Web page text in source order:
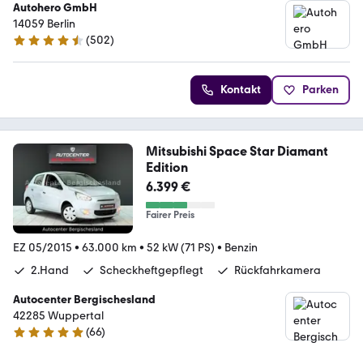
Autohero GmbH
14059 Berlin
4.5 Sterne
(502)
Kontakt Parken
Mitsubishi Space Star Diamant
Edition
6.399 €
Fairer Preis
EZ 05/2015 • 63.000 km • 52 kW (71 PS) • Benzin
2.Hand
Scheckheftgepflegt Rückfahrkamera
Autocenter Bergischesland
42285 Wuppertal
4.8 Sterne
(66)